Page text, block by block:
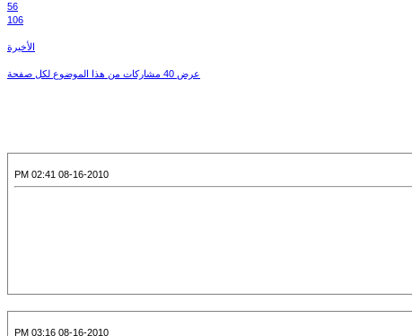
56
106
الأخيرة
عرض 40 مشاركات من هذا الموضوع لكل صفحة
08-16-2010 02:41 PM
08-16-2010 03:16 PM